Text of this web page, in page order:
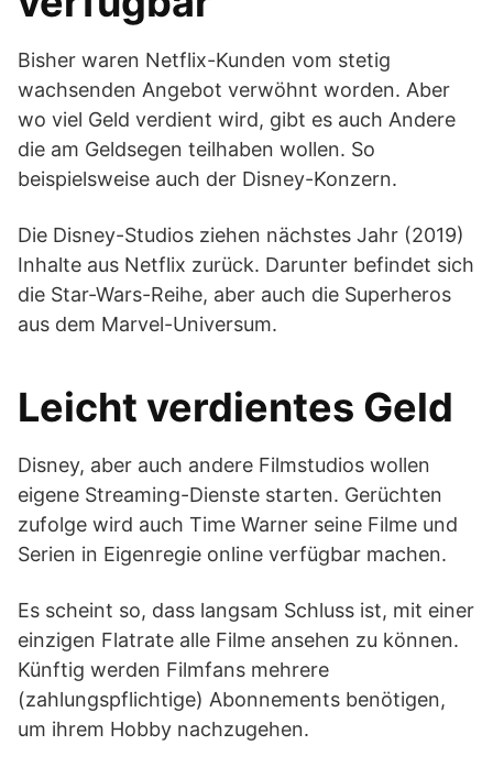
Bisher waren Netflix-Kunden vom stetig
wachsenden Angebot verwöhnt worden. Aber
wo viel Geld verdient wird, gibt es auch Andere
die am Geldsegen teilhaben wollen. So
beispielsweise auch der Disney-Konzern.
Die Disney-Studios ziehen nächstes Jahr (2019)
Inhalte aus Netflix zurück. Darunter befindet sich
die Star-Wars-Reihe, aber auch die Superheros
aus dem Marvel-Universum.
Leicht verdientes Geld
Disney, aber auch andere Filmstudios wollen
eigene Streaming-Dienste starten. Gerüchten
zufolge wird auch Time Warner seine Filme und
Serien in Eigenregie online verfügbar machen.
Es scheint so, dass langsam Schluss ist, mit einer
einzigen Flatrate alle Filme ansehen zu können.
Künftig werden Filmfans mehrere
(zahlungspflichtige) Abonnements benötigen,
um ihrem Hobby nachzugehen.